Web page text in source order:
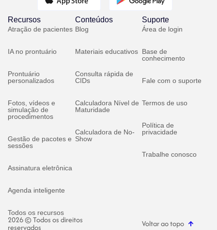
Recursos
Atração de pacientes
IA no prontuário
Prontuário
personalizados
Fotos, vídeos e
simulação de
procedimentos
Gestão de pacotes e
sessões
Assinatura eletrônica
Agenda inteligente
Todos os recursos
Conteúdos
Blog
Materiais educativos
Consulta rápida de
CIDs
Calculadora Nível de
Maturidade
Calculadora de No-
Show
Suporte
Área de login
Base de
conhecimento
Fale com o suporte
Termos de uso
Política de
privacidade
Trabalhe conosco
2026 © Todos os direitos
reservados Voltar ao topo